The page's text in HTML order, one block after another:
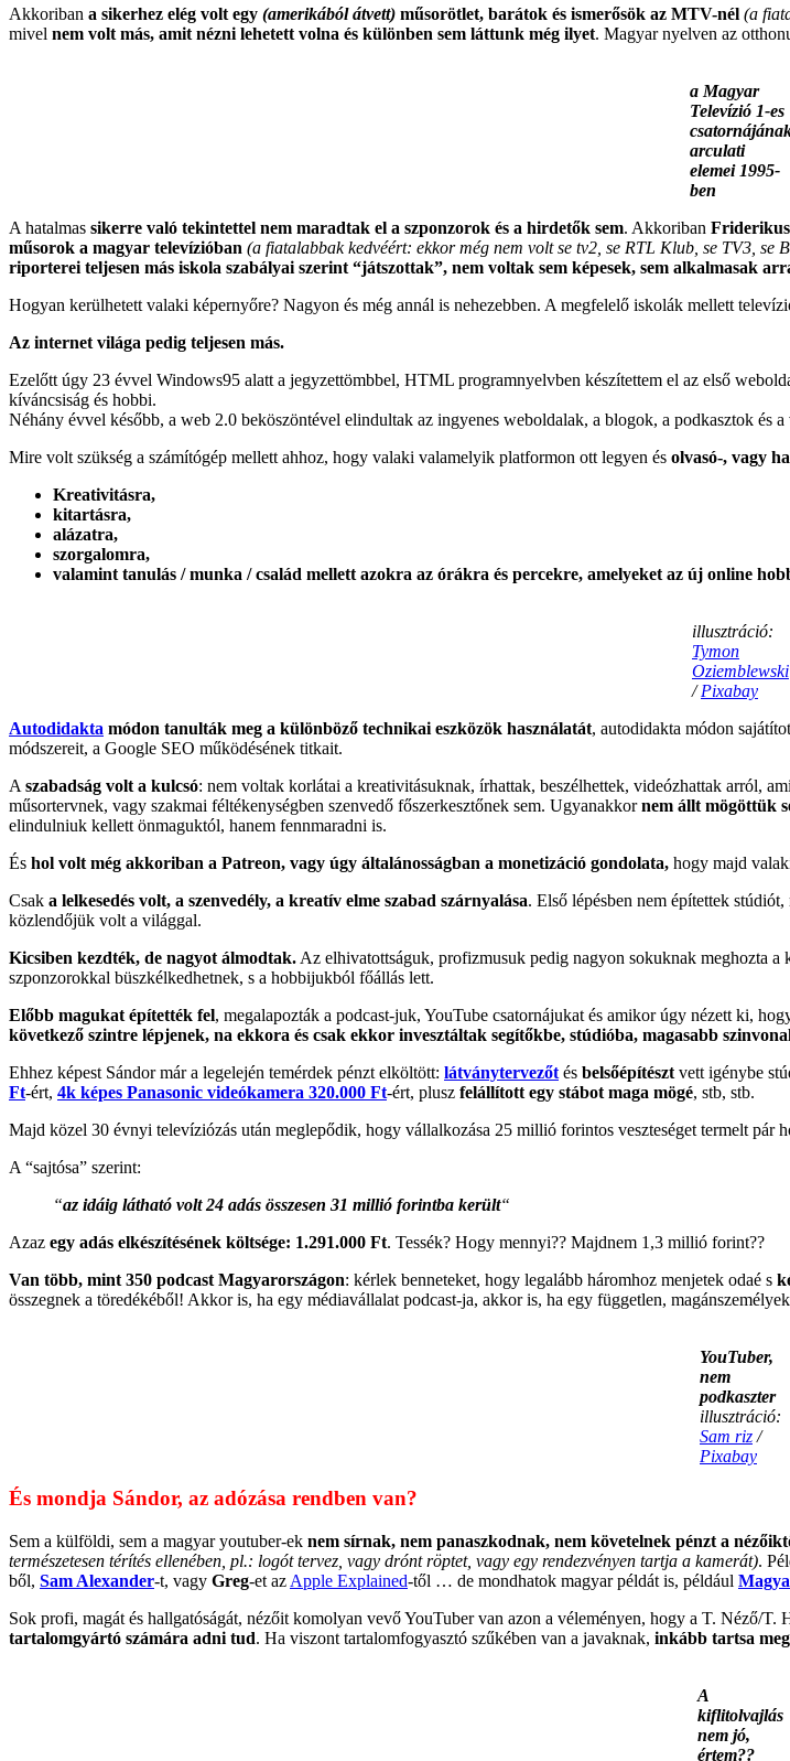
Akkoriban a sikerhez elég volt egy (amerikából átvett) műsorötlet, barátok és ismerősök az MTV-nél (a
mivel nem volt más, amit nézni lehetett volna és különben sem láttunk még ilyet. Magyar nyelven az
a Magyar
Televízió 1-es
arculati
elemei 1995-
ben
A hatalmas sikerre való tekintettel nem maradtak el a szponzorok és a hirdetők sem. Akkoriban
műsorok a magyar televízióban (a fiatalabbak kedvéért: ekkor még nem volt se tv2, se RTL Klub, se TV3, se
riporterei teljesen más iskola szabályai szerint “játszottak”, nem voltak sem képesek, sem alkalmasak
Hogyan kerülhetett valaki képernyőre? Nagyon és még annál is nehezebben. A megfelelő iskolák mellett
Az internet világa pedig teljesen más.
Ezelőtt úgy 23 évvel Windows95 alatt a jegyzettömbbel, HTML programnyelvben készítettem el az első
kíváncsiság és hobbi.
Néhány évvel később, a web 2.0 beköszöntével elindultak az ingyenes weboldalak, a blogok, a podkasztok és
Mire volt szükség a számítógép mellett ahhoz, hogy valaki valamelyik platformon ott legyen és olvasó-, vagy
Kreativitásra,
kitartásra,
alázatra,
szorgalomra,
valamint tanulás / munka / család mellett azokra az órákra és percekre, amelyeket az új online
illusztráció:
Tymon
Oziemblewski
/Pixabay
Autodidakta módon tanulták meg a különböző technikai eszközök használatát, autodidakta módon
módszereit, a Google SEO működésének titkait.
A szabadság volt a kulcsó: nem voltak korlátai a kreativitásuknak, írhattak, beszélhettek, videózhattak arról,
műsortervnek, vagy szakmai féltékenységben szenvedő főszerkesztőnek sem. Ugyanakkornem állt mögöttük
elindulniuk kellett önmaguktól, hanem fennmaradni is.
És hol volt még akkoriban a Patreon, vagy úgy általánosságban a monetizáció gondolata, hogy majd
Csak a lelkesedés volt, a szenvedély, a kreatív elme szabad szárnyalása. Első lépésben nem építettek
közlendőjük volt a világgal.
Kicsiben kezdték, de nagyot álmodtak. Az elhivatottságuk, profizmusuk pedig nagyon sokuknak meghozta
szponzorokkal büszkélkedhetnek, s a hobbijukból főállás lett.
Előbb magukat építették fel, megalapozták a podcast-juk, YouTube csatornájukat és amikor úgy nézett ki,
következő szintre lépjenek, na ekkora és csak ekkor invesztáltak segítőkbe, stúdióba, magasabb
Ehhez képest Sándor már a legelején temérdek pénzt elköltött: látványtervezőt és belsőépítészt vett igénybe
Ft-ért, 4k képes Panasonic videókamera 320.000 Ft-ért, plusz felállított egy stábot maga mögé, stb, stb.
Majd közel 30 évnyi televíziózás után meglepődik, hogy vállalkozása 25 millió forintos veszteséget termelt pár
A “sajtósa” szerint:
“az idáig látható volt 24 adás összesen 31 millió forintba került“
Azaz egy adás elkészítésének költsége: 1.291.000 Ft. Tessék? Hogy mennyi?? Majdnem 1,3 millió forint??
Van több, mint 350 podcast Magyarországon: kérlek benneteket, hogy legalább háromhoz menjetek odaé s
összegnek a töredékéből! Akkor is, ha egy médiavállalat podcast-ja, akkor is, ha egy független,
YouTuber,
nem
podkaszter
illusztráció:
Sam riz /
Pixabay
És mondja Sándor, az adózása rendben van?
Sem a külföldi, sem a magyar youtuber-ek nem sírnak, nem panaszkodnak, nem követelnek pénzt a
természetesen térítés ellenében, pl.: logót tervez, vagy drónt röptet, vagy egy rendezvényen tartja a kamerát).
ből, Sam Alexander-t, vagy Greg-et az Apple Explained-től … de mondhatok magyar példát is, például
Sok profi, magát és hallgatóságát, nézőit komolyan vevő YouTuber van azon a véleményen, hogy a T. Néző/T.
tartalomgyártó számára adni tud. Ha viszont tartalomfogyasztó szűkében van a javaknak, inkább tartsa
A
kiflitolvajlás
nem jó,
értem??